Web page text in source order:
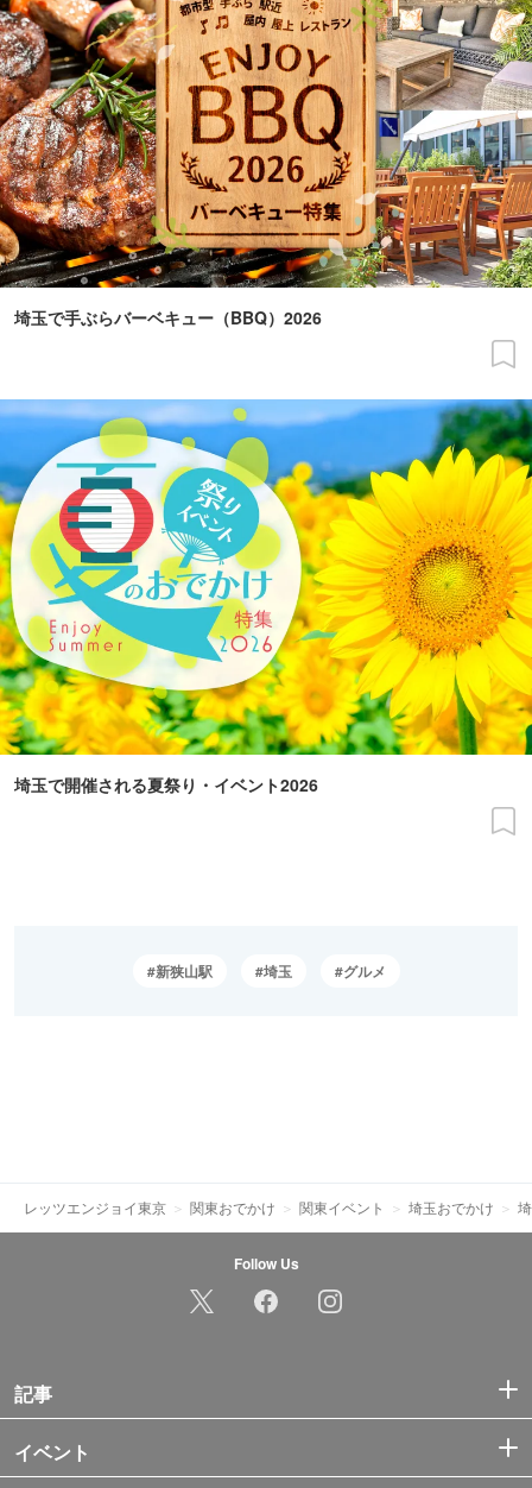
埼玉で手ぶらバーベキュー（BBQ）2026
埼玉で開催される夏祭り・イベント2026
新狭山駅 埼玉 グルメ
レッツエンジョイ東京 関東おでかけ 関東イベント 埼玉おでかけ
Follow Us
記事
イベント